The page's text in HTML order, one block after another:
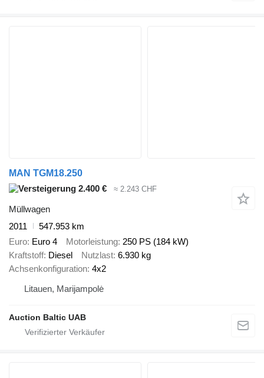
MAN TGM18.250
2.400 €
≈ 2.243 CHF
Müllwagen
2011
547.953 km
Euro Euro 4 Motorleistung 250 PS (184 kW)
Kraftstoff Diesel Nutzlast 6.930 kg
Achsenkonfiguration 4x2
Litauen, Marijampolė
Auction Baltic UAB